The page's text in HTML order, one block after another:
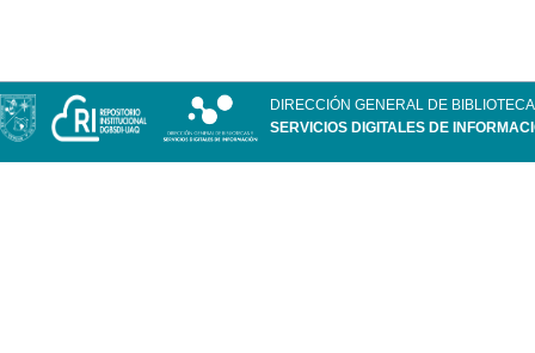
DIRECCIÓN GENERAL DE
SERVICIOS DIGITALES DE